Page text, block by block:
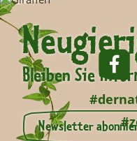
Bleiben Sie
Newsletter